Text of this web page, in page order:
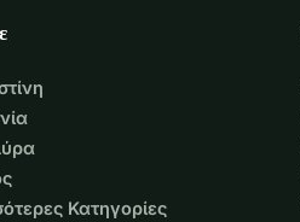
Κατηγορίες